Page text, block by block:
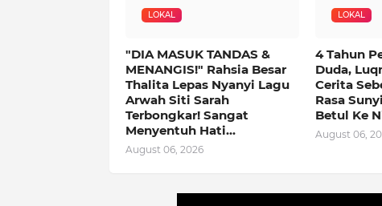
LOKAL
"DIA MASUK TANDAS &
MENANGIS!" Rahsia Besar
Thalita Lepas Nyanyi Lagu
Arwah Siti Sarah
Terbongkar! Sangat
Menyentuh Hati...
August 06, 2026
LOKAL
4 Tahun
Duda,
Cerita
Rasa
Betul Ke
August 06,